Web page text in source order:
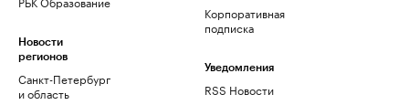
Новости
регионов
Санкт-Петербург
и область
Корпоративная
подписка
Уведомления
RSS Новости